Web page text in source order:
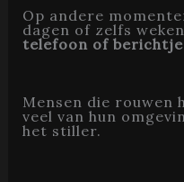
Op andere
dagen of zelfs
telefoon of berichtje
Mensen die rouwen
veel van hun
het stiller.